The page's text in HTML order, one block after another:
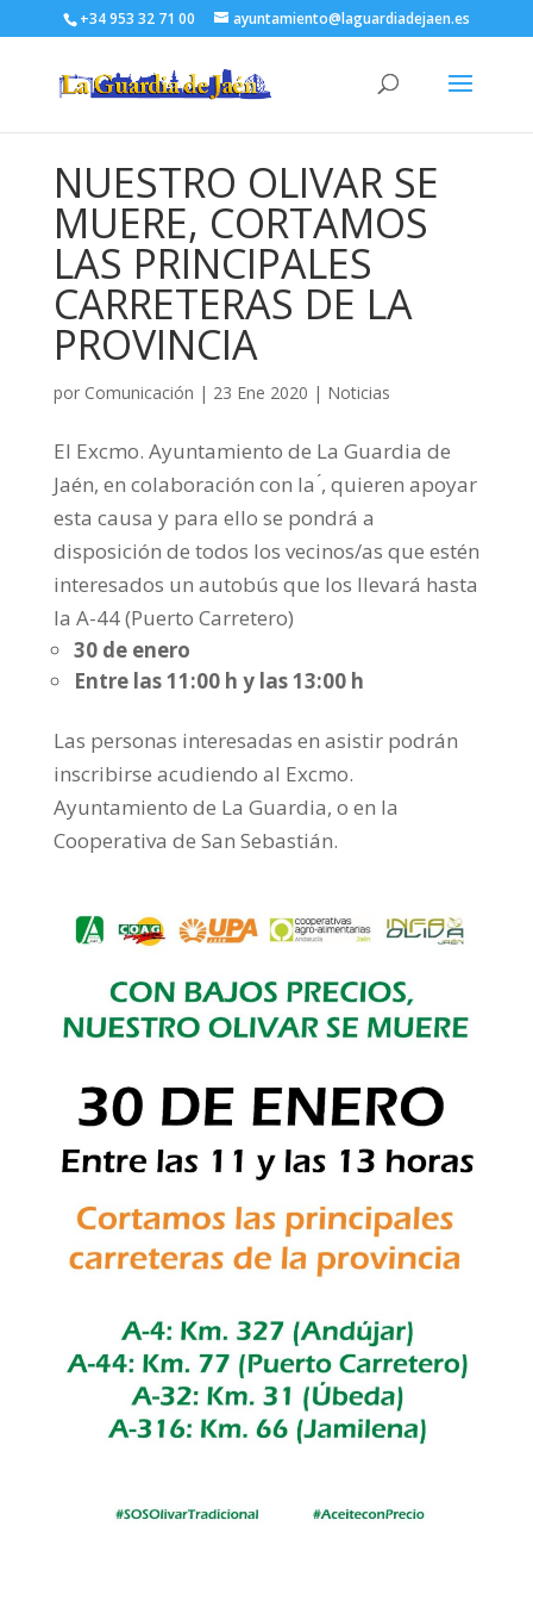
+34 953 32 71 00 ayuntamiento@laguardiadejaen.es
NUESTRO OLIVAR SE
MUERE, CORTAMOS
LAS PRINCIPALES
CARRETERAS DE LA
PROVINCIA
por Comunicación | 23 Ene 2020 | Noticias
El Excmo. Ayuntamiento de La Guardia de
Jaén, en colaboración con la ́, quieren apoyar
esta causa y para ello se pondrá a
disposición de todos los vecinos/as que estén
interesados un autobús que los llevará hasta
la A-44 (Puerto Carretero)
30 de enero
Entre las 11:00 h y las 13:00 h
Las personas interesadas en asistir podrán
inscribirse acudiendo al Excmo.
Ayuntamiento de La Guardia, o en la
Cooperativa de San Sebastián.